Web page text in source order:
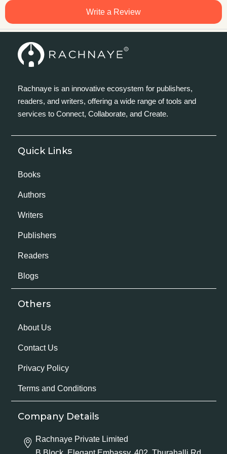
Write a Review
Rachnaye is an innovative ecosystem for publishers,
readers, and writers, offering a wide range of tools and
services to Connect, Collaborate, and Create.
Quick Links
Books
Authors
Writers
Publishers
Readers
Blogs
Others
About Us
Contact Us
Privacy Policy
Terms and Conditions
Company Details
Rachnaye Private Limited